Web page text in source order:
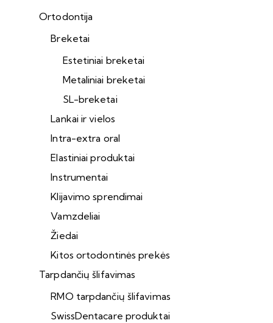
Ortodontija
Breketai
Estetiniai breketai
Metaliniai breketai
SL-breketai
Lankai ir vielos
Intra-extra oral
Elastiniai produktai
Instrumentai
Klijavimo sprendimai
Vamzdeliai
Žiedai
Kitos ortodontinės prekės
Tarpdančių šlifavimas
RMO tarpdančių šlifavimas
SwissDentacare produktai